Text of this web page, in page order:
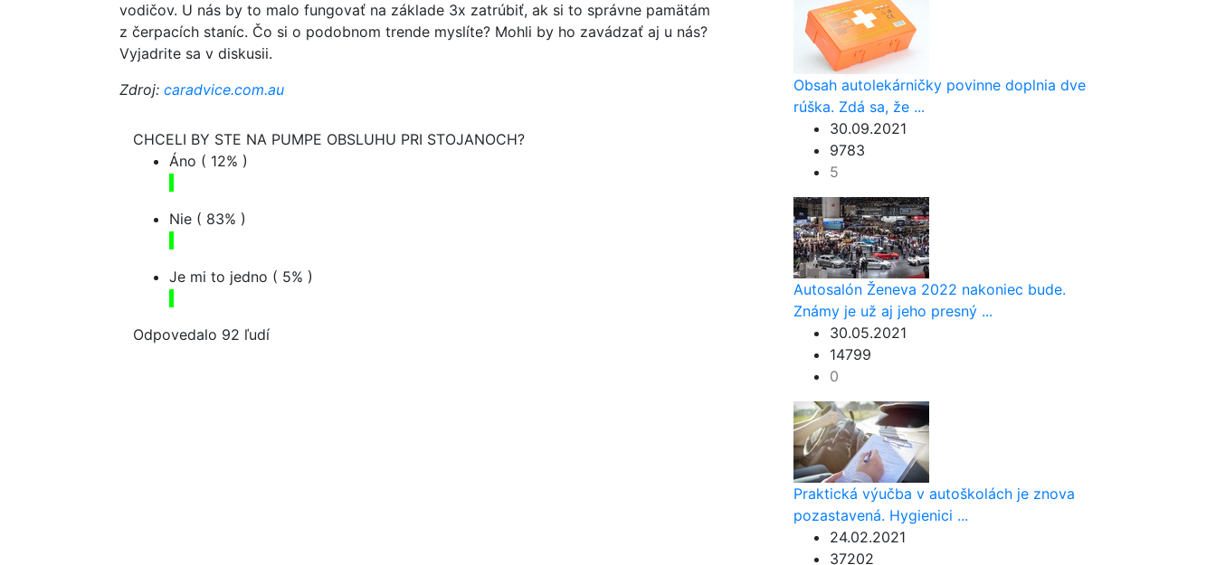
vodičov. U nás by to malo fungovať na základe 3x zatrúbiť, ak si to správne pamätám
z čerpacích staníc. Čo si o podobnom trende myslíte? Mohli by ho zavádzať aj u nás?
Vyjadrite sa v diskusii.
Zdroj: caradvice.com.au
CHCELI BY STE NA PUMPE OBSLUHU PRI STOJANOCH?
Áno ( 12% )
Nie ( 83% )
Je mi to jedno ( 5% )
Odpovedalo 92 ľudí
Obsah autolekárničky povinne doplnia dve
rúška. Zdá sa, že ...
30.09.2021
9783
5
Autosalón Ženeva 2022 nakoniec bude.
Známy je už aj jeho presný ...
30.05.2021
14799
0
Praktická výučba v autoškolách je znova
pozastavená. Hygienici ...
24.02.2021
37202